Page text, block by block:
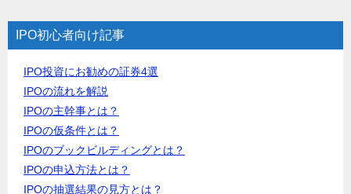
IPO初心者向け記事
IPO投資にお勧めの証券4選
IPOの流れを解説
IPOの主幹事とは？
IPOの仮条件とは？
IPOのブックビルディングとは？
IPOの申込方法とは？
IPOの抽選結果の見方とは？